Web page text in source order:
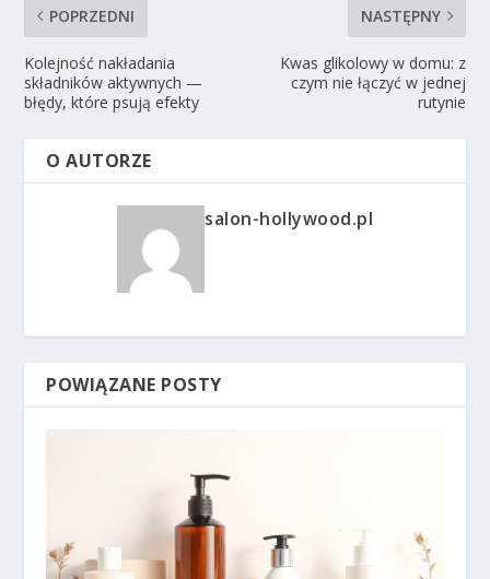
POPRZEDNI
Kolejność nakładania
składników aktywnych —
błędy, które psują efekty
NASTĘPNY
Kwas glikolowy w domu: z
czym nie łączyć w jednej
rutynie
O AUTORZE
salon-hollywood.pl
POWIĄZANE POSTY